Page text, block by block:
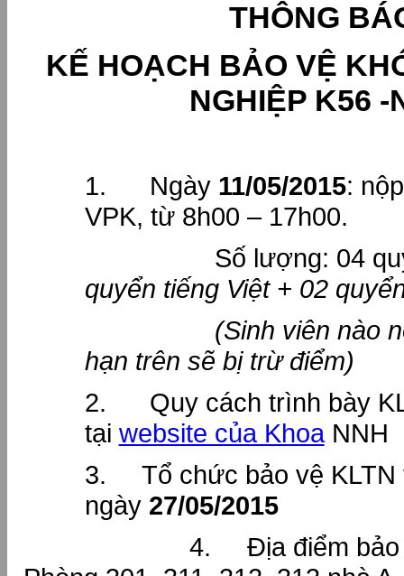
THÔNG
KẾ HOẠCH BẢO VỆ
NGHIỆP K56 -
1. Ngày 11/05/2015:
VPK, từ 8h00 – 17h00.
Số lượng: 04
quyển tiếng Việt + 02
(Sinh viên nào nộp
hạn trên sẽ bị trừ điểm)
2. Quy cách trình bày
tại website của KhoaNNH
3. Tổ chức bảo vệ KLTN
ngày 27/05/2015
4. Địa điểm bảo